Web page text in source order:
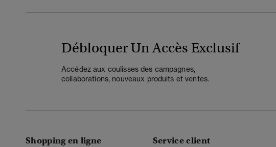
Débloquer Un Accès Exclusif
Accédez aux coulisses des campagnes,
collaborations, nouveaux produits et ventes.
Shopping en ligne Service client